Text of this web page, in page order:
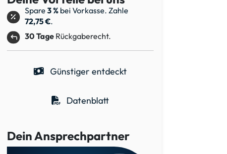
Spare 3 % bei Vorkasse. Zahle
72,75 €.
30 Tage Rückgaberecht.
Günstiger entdeckt
Datenblatt
Dein Ansprechpartner